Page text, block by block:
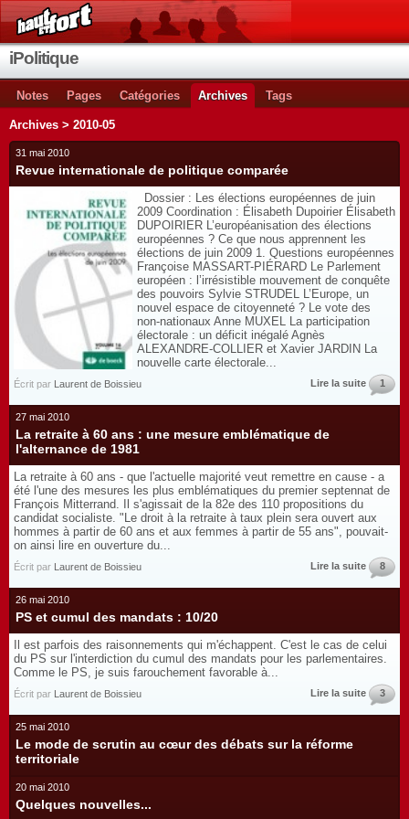
iPolitique
Notes Pages Catégories Archives Tags
Archives > 2010-05
31 mai 2010
Revue internationale de politique comparée
Dossier : Les élections européennes de juin
2009 Coordination : Élisabeth Dupoirier Élisabeth
DUPOIRIER L’européanisation des élections
européennes ? Ce que nous apprennent les
élections de juin 2009 1. Questions européennes
Françoise MASSART-PIÉRARD Le Parlement
européen : l’irrésistible mouvement de conquête
des pouvoirs Sylvie STRUDEL L’Europe, un
nouvel espace de citoyenneté ? Le vote des
non-nationaux Anne MUXEL La participation
électorale : un déficit inégalé Agnès
ALEXANDRE-COLLIER et Xavier JARDIN La
nouvelle carte électorale...
Écrit par Laurent de Boissieu Lire la suite 1
27 mai 2010
La retraite à 60 ans : une mesure emblématique de
l'alternance de 1981
La retraite à 60 ans - que l'actuelle majorité veut remettre en cause - a
été l'une des mesures les plus emblématiques du premier septennat de
François Mitterrand. Il s'agissait de la 82e des 110 propositions du
candidat socialiste. "Le droit à la retraite à taux plein sera ouvert aux
hommes à partir de 60 ans et aux femmes à partir de 55 ans", pouvait-
on ainsi lire en ouverture du...
Écrit par Laurent de Boissieu Lire la suite 8
26 mai 2010
PS et cumul des mandats : 10/20
Il est parfois des raisonnements qui m'échappent. C'est le cas de celui
du PS sur l'interdiction du cumul des mandats pour les parlementaires.
Comme le PS, je suis farouchement favorable à...
Écrit par Laurent de Boissieu Lire la suite 3
25 mai 2010
Le mode de scrutin au cœur des débats sur la réforme
territoriale
20 mai 2010
Quelques nouvelles...